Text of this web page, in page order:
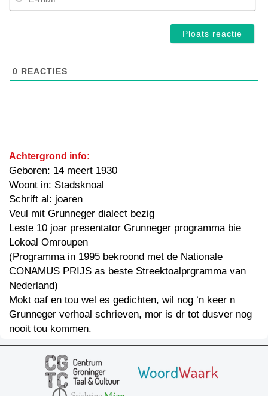
0 REACTIES
Achtergrond info:
Geboren: 14 meert 1930
Woont in: Stadsknoal
Schrift al: joaren
Veul mit Grunneger dialect bezig
Leste 10 joar presentator Grunneger programma bie
Lokoal Omroupen
(Programma in 1995 bekroond met de Nationale
CONAMUS PRIJS as beste Streektoalprgramma van
Nederland)
Mokt oaf en tou wel es gedichten, wil nog ‘n keer n
Grunneger verhoal schrieven, mor is dr tot dusver nog
nooit tou kommen.